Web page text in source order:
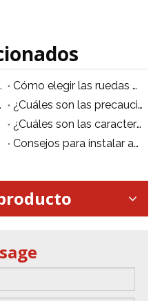
de aluminio
Cómo elegir las ruedas adecuadas para andamios móviles de aluminio
de acero?
¿Cuáles son las precauciones para el uso de andamios móviles?
¿Cuáles son las características de la plataforma móvil de aluminio/andamio móvil?
Consejos para instalar andamios de aluminio de forma segura.